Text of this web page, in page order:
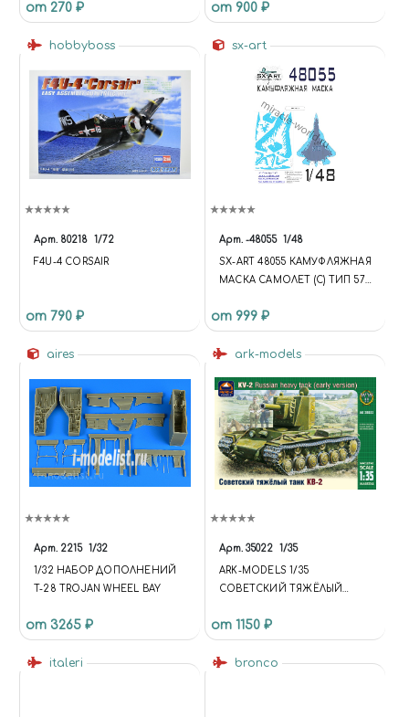
от 270 ₽ от 900 ₽
hobbyboss
Арт. 80218 1/72
F4U-4 CORSAIR
от 790 ₽
sx-art
Арт. -48055 1/48
SX-ART 48055 КАМУФЛЯЖНАЯ
МАСКА САМОЛЕТ (С) ТИП 57
UNIVERSE.SITE.ID = 'S1';
UNIVERSE.SITE.DIRECTORY =
'/'; UNIVERSE.TEMPLATE.ID =
UNIVERSE.TEMPLATE.DIRECTO
RY =
'/BITRIX/TEMPLATES/UNIVERS
E_S1'; }); .C-HEADER.C-HEADER-
TEMPLATE-1 .WIDGET-
VIEW.WIDGET-VIEW-DESKTOP
LOGOTYPE { WIDTH: 75PX; } .C-
TEMPLATE-1 .WIDGET-
VIEW.WIDGET-VIEW-DESKTOP
.WIDGET-CONTAINER-
285PX; } .WIDGET.C-FOOTER
NONE; } .WIDGET.C-WIDGET.C-
от 999 ₽
aires
Арт. 2215 1/32
1/32 НАБОР ДОПОЛНЕНИЙ
T-28 TROJAN WHEEL BAY
от 3265 ₽
ark-models
Арт. 35022 1/35
ARK-MODELS 1/35
СОВЕТСКИЙ ТЯЖЁЛЫЙ
от 1150 ₽
italeri bronco